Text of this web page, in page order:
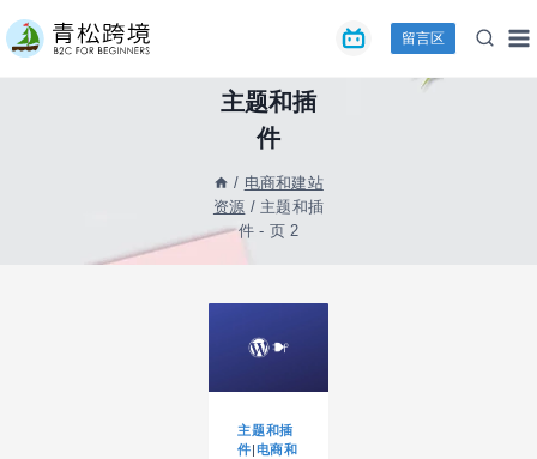
到
留言区
主题和插
件
/ 电商和建站
资源 / 主题和插
件- 页 2
主题和插
件 电商和